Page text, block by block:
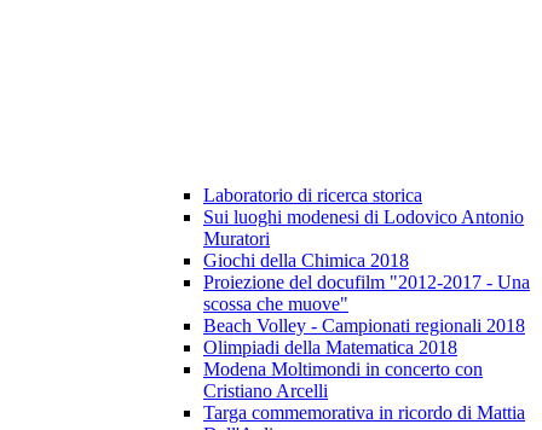
Laboratorio di ricerca storica
Sui luoghi modenesi di Lodovico Antonio
Muratori
Giochi della Chimica 2018
Proiezione del docufilm "2012-2017 - Una
scossa che muove"
Beach Volley - Campionati regionali 2018
Olimpiadi della Matematica 2018
Modena Moltimondi in concerto con
Cristiano Arcelli
Targa commemorativa in ricordo di Mattia